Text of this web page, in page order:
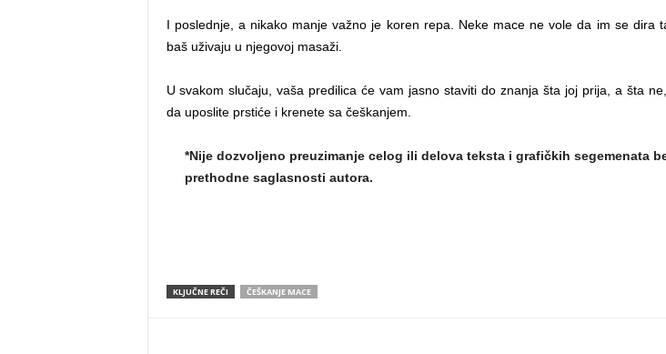
I poslednje, a nikako manje važno je koren repa. Neke mace ne vole da im se dira
baš uživaju u njegovoj masaži.
U svakom slučaju, vaša predilica će vam jasno staviti do znanja šta joj prija, a šta
da uposlite prstiće i krenete sa češkanjem.
*Nije dozvoljeno preuzimanje celog ili delova teksta i grafičkih segemenata
prethodne saglasnosti autora.
KLJUČNE REČI ČEŠKANJE MACE